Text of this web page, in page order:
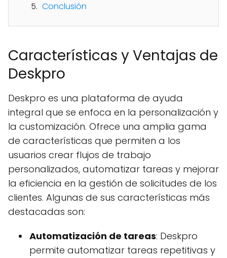
Conclusión
Características y Ventajas de
Deskpro
Deskpro es una plataforma de ayuda
integral que se enfoca en la personalización y
la customización. Ofrece una amplia gama
de características que permiten a los
usuarios crear flujos de trabajo
personalizados, automatizar tareas y mejorar
la eficiencia en la gestión de solicitudes de los
clientes. Algunas de sus características más
destacadas son:
Automatización de tareas: Deskpro
permite automatizar tareas repetitivas y